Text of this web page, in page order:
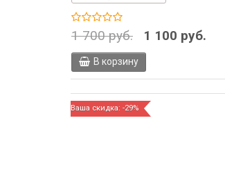
1 700 руб. 1 100 руб.
В корзину
Ваша скидка: -29%